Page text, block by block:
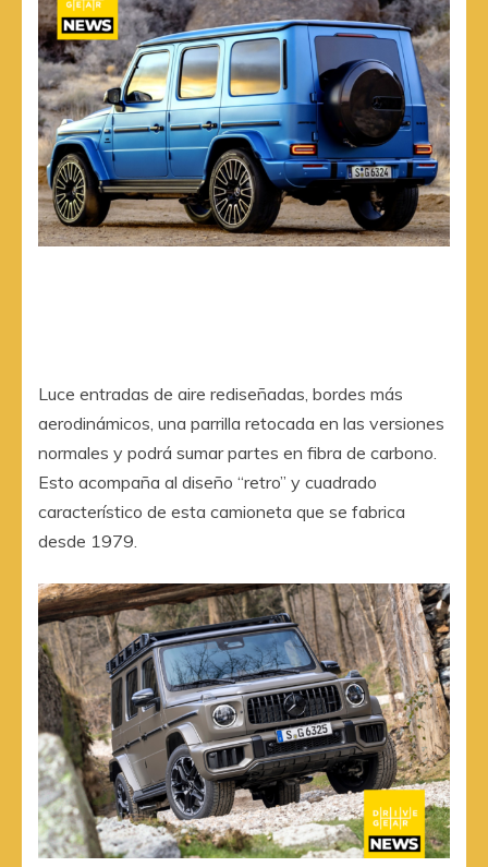
Luce entradas de aire rediseñadas, bordes más
aerodinámicos, una parrilla retocada en las versiones
normales y podrá sumar partes en fibra de carbono.
Esto acompaña al diseño “retro” y cuadrado
característico de esta camioneta que se fabrica
desde 1979.